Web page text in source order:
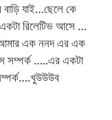
যাই…ছেলে কে
রিলেটিভ আসে …
এক ননদ এর এক
সম্পর্ক …..এর একটা